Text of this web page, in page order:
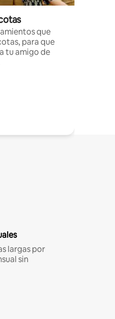
que
para que
tu amigo de
largas por
sin